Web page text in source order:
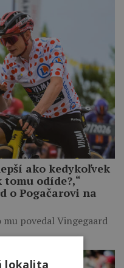
ako kedykoľvek
odíde?,“
o Pogačarovi na
povedal Vingegaard
lokalita